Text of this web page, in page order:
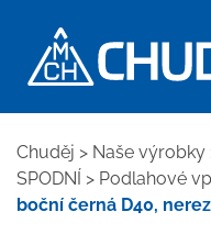
Chuděj > Naše výrobky
SPODNÍ > Podlahové
boční černá D40,